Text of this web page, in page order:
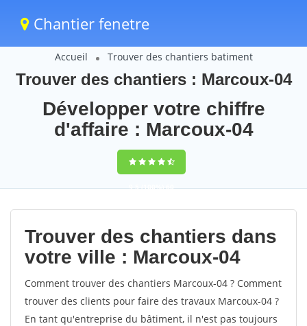
Chantier fenetre
Accueil Trouver des chantiers batiment
Trouver des chantiers : Marcoux-04
Développer votre chiffre
d'affaire : Marcoux-04
9,5(100%)60
votes
Trouver des chantiers dans
votre ville : Marcoux-04
Comment trouver des chantiers Marcoux-04 ? Comment
trouver des clients pour faire des travaux Marcoux-04 ?
En tant qu'entreprise du bâtiment, il n'est pas toujours